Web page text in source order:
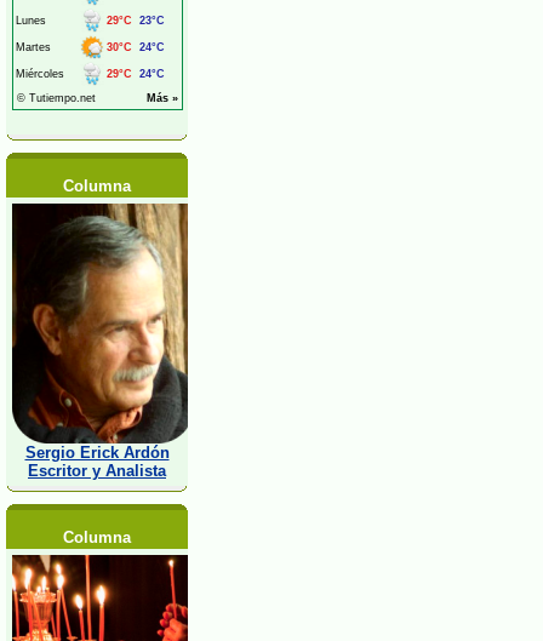
Columna
Sergio Erick Ardón
Escritor y Analista
Columna